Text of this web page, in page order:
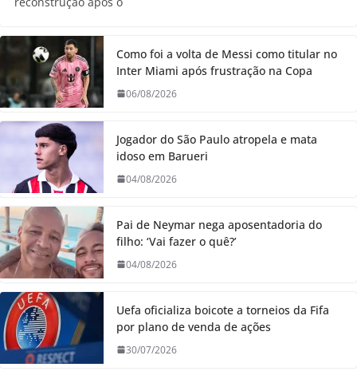
Como foi a volta de Messi como titular no
Inter Miami após frustração na Copa
06/08/2026
Jogador do São Paulo atropela e mata
idoso em Barueri
04/08/2026
Pai de Neymar nega aposentadoria do
filho: ‘Vai fazer o quê?’
04/08/2026
Uefa oficializa boicote a torneios da Fifa
por plano de venda de ações
30/07/2026